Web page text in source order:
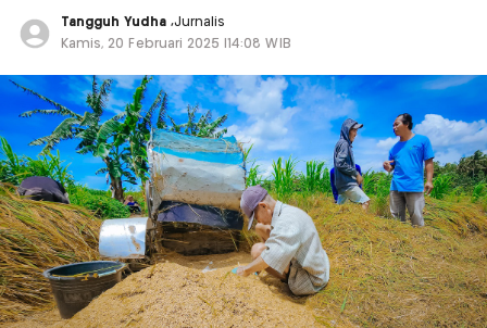
Tangguh Yudha ,Jurnalis
Kamis, 20 Februari 2025 |14:08 WIB